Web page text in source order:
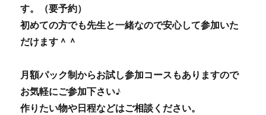
す。（要予約）
初めての方でも先生と一緒なので安心して参加いた
だけます＾＾
月額パック制からお試し参加コースもありますので
お気軽にご参加下さい♪
作りたい物や日程などはご相談ください。